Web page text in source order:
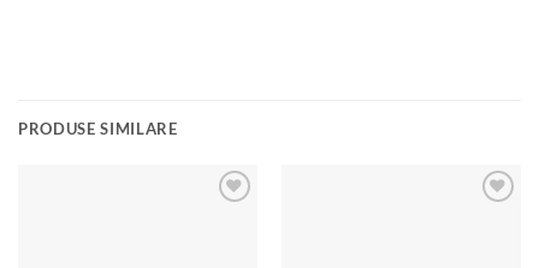
PRODUSE SIMILARE